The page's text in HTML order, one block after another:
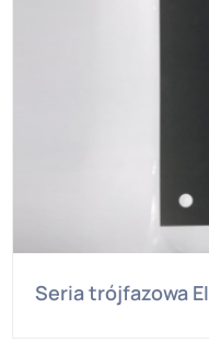
Seria trójfazowa EI